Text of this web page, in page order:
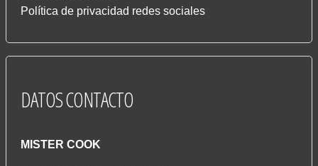
Política de privacidad redes sociales
DATOSCONTACTO
MISTER COOK